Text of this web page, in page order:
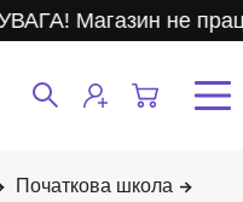
Магазин не
Початкова школа